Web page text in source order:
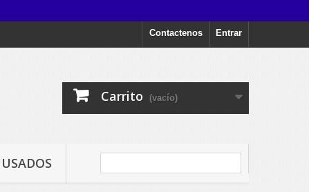
Entrar
Contactenos
Carrito (vacío)
USADOS